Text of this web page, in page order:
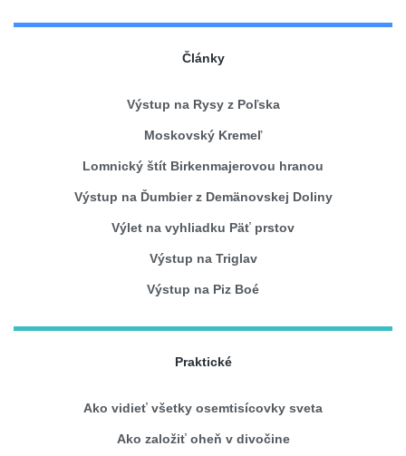
Články
Výstup na Rysy z Poľska
Moskovský Kremeľ
Lomnický štít Birkenmajerovou hranou
Výstup na Ďumbier z Demänovskej Doliny
Výlet na vyhliadku Päť prstov
Výstup na Triglav
Výstup na Piz Boé
Praktické
Ako vidieť všetky osemtisícovky sveta
Ako založiť oheň v divočine